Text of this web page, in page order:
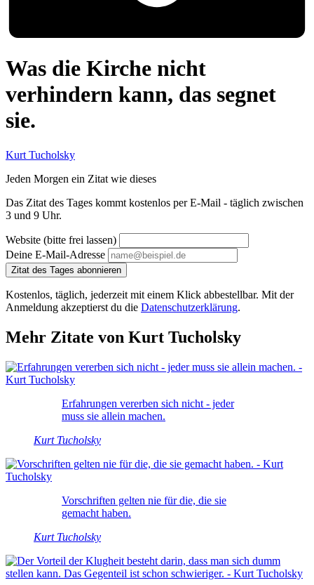
Was die Kirche nicht
verhindern kann, das segnet
sie.
Kurt Tucholsky
Jeden Morgen ein Zitat wie dieses
Das Zitat des Tages kommt kostenlos per E-Mail - täglich zwischen
3 und 9 Uhr.
Website (bitte frei lassen)
Deine E-Mail-Adresse
Zitat des Tages abonnieren
Kostenlos, täglich, jederzeit mit einem Klick abbestellbar. Mit der
Anmeldung akzeptierst du die Datenschutzerklärung.
Mehr Zitate von Kurt Tucholsky
Erfahrungen vererben sich nicht - jeder
muss sie allein machen.
Kurt Tucholsky
Vorschriften gelten nie für die, die sie
gemacht haben.
Kurt Tucholsky